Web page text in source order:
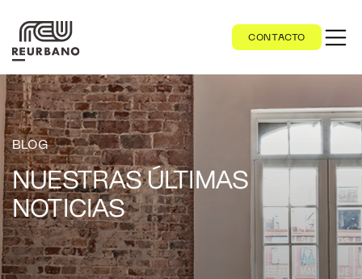
CONTACTO
BLOG
NUESTRAS ÚLTIMAS
NOTICIAS